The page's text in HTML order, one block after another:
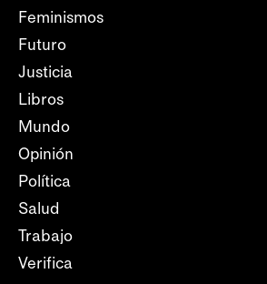
Feminismos
Futuro
Justicia
Libros
Mundo
Opinión
Política
Salud
Trabajo
Verifica